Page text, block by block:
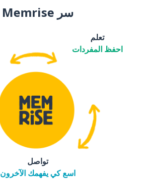
سر Memrise
تعلم
احفظ المفردات
تواصل
اسع كي يفهمك الآخرون